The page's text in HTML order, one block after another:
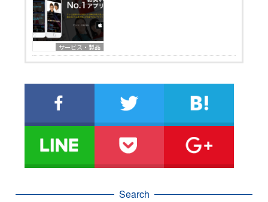
サービス・製品
Search